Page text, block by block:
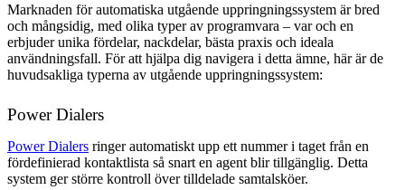
Marknaden för automatiska utgående uppringningssystem är bred
och mångsidig, med olika typer av programvara – var och en
erbjuder unika fördelar, nackdelar, bästa praxis och ideala
användningsfall. För att hjälpa dig navigera i detta ämne, här är de
huvudsakliga typerna av utgående uppringningssystem:
Power Dialers
Power Dialers ringer automatiskt upp ett nummer i taget från en
fördefinierad kontaktlista så snart en agent blir tillgänglig. Detta
system ger större kontroll över tilldelade samtalsköer.